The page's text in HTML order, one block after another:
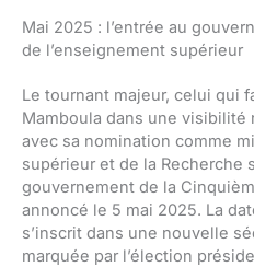
Mai 2025 : l’entrée au
de l’enseignement supérieur
Le tournant majeur, celui qui
Mamboula dans une
avec sa nomination comme
supérieur et de la
gouvernement de la
annoncé le 5 mai 2025. La
s’inscrit dans une nouvelle
marquée par l’élection